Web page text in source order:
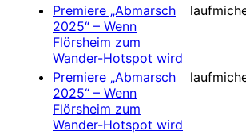
Premiere „Abmarsch
2025“ – Wenn
Flörsheim zum
Wander-Hotspot wird
Premiere „Abmarsch
2025“ – Wenn
Flörsheim zum
Wander-Hotspot wird